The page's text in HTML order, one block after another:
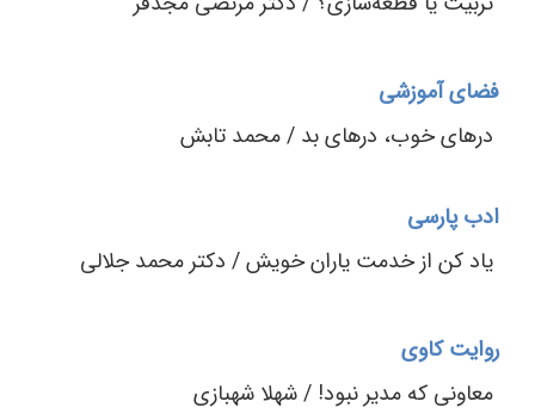
فضای آموزشی
درهای خوب، درهای بد / محمد تابش
ادب پارسی
یاد کن از خدمت یاران خویش / دکتر محمد جلالی
روایت کاوی
معاونی که مدیر نبود! / شهلا شهبازی